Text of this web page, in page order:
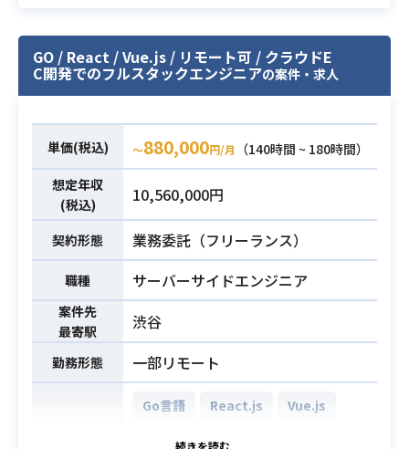
必須スキル
・コードレビューの経験
・アジャイル開発の実務経験
・Claude Code を利用した AI 駆動の
開発経験
・PHPUnitを使ったテストの経験
・デザインパターンを使った現場で
の開発経験または知見
・React.jsでのフロントエンド開発
経験
・DDDやクリーンアーキテクチャの
知見・経験（知っている程度でも問
題ございません）
・データベースを用いた開発経験
業務内容
大手コンビニエンスストア（CVS）
向けに、GCP環境下で稼働する
次世代POSレジシステムの構築プロ
ジェクトをご担当いただきます。
Managed k8s（GKE等）を前提とし
たマイクロサービスアーキテクチャ
を用いた、
アプリケーションの開発および運用
に携わっていただきます。
【仕事内容】
下記の業務を担っていただく想定で
す。
・GCP上のManaged k8sをベースと
したマイクロサービスアプリケーシ
ョンの設計・開発
ータベース設計・データ操作処理の
GO / React / Vue.js / リモート可 / クラウドE
C開発でのフルスタックエンジニアの案件・求人
単価(税込) 〜880,000円/月
（140時間 ~ 180時間）
想定年収
(税込)
10,560,000円
契約形態 業務委託（フリーランス）
職種 サーバーサイドエンジニア
案件先
最寄駅
渋谷
勤務形態 一部リモート
Go言語 React.js
Vue.js
MySQL